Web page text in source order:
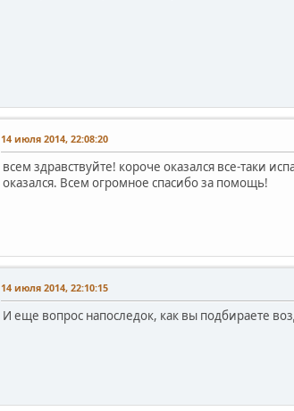
14 июля 2014, 22:08:20
всем здравствуйте! короче оказался все-таки
оказался. Всем огромное спасибо за помощь!
14 июля 2014, 22:10:15
И еще вопрос напоследок, как вы подбираете